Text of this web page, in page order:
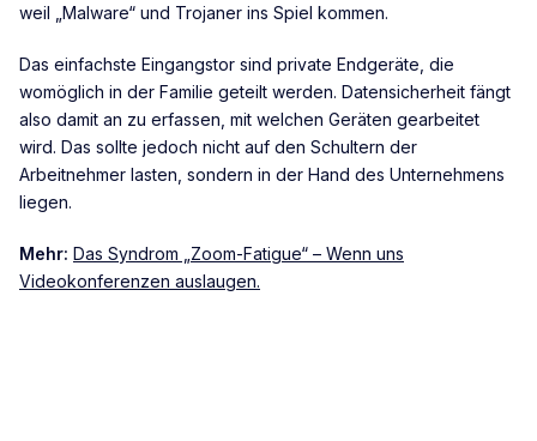
weil „Malware“ und Trojaner ins Spiel kommen.
Das einfachste Eingangstor sind private Endgeräte, die
womöglich in der Familie geteilt werden. Datensicherheit fängt
also damit an zu erfassen, mit welchen Geräten gearbeitet
wird. Das sollte jedoch nicht auf den Schultern der
Arbeitnehmer lasten, sondern in der Hand des Unternehmens
liegen.
Mehr: Das Syndrom „Zoom-Fatigue“ – Wenn uns
Videokonferenzen auslaugen.